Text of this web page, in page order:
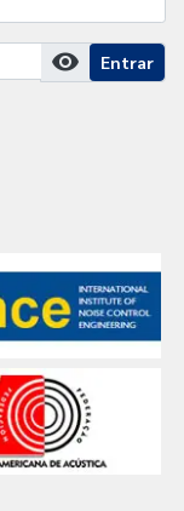
visibility Entrar